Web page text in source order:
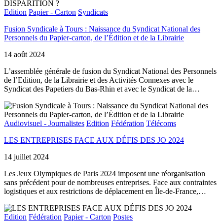
Edition Papier - Carton Syndicats
Fusion Syndicale à Tours : Naissance du Syndicat National des
Personnels du Papier-carton, de l’Édition et de la Librairie
14 août 2024
L’assemblée générale de fusion du Syndicat National des Personnels
de l’Edition, de la Librairie et des Activités Connexes avec le
Syndicat des Papetiers du Bas-Rhin et avec le Syndicat de la…
Audiovisuel - Journalistes Edition Fédération Télécoms
LES ENTREPRISES FACE AUX DÉFIS DES JO 2024
14 juillet 2024
Les Jeux Olympiques de Paris 2024 imposent une réorganisation
sans précédent pour de nombreuses entreprises. Face aux contraintes
logistiques et aux restrictions de déplacement en Île-de-France,…
Edition Fédération Papier - Carton Postes